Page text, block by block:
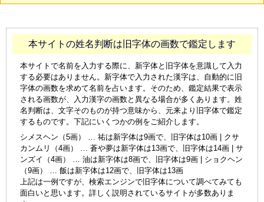
本サイトの姓名判断は旧字体の画数で鑑定します
本サイトで名前を入力する際に、新字体と旧字体を意識して入力
する必要はありません。新字体で入力された漢字は、自動的に旧
字体の画数を求めて名前を占います。そのため、鑑定結果で表示
される画数が、入力漢字の画数と異なる場合が多くあります。姓
名判断は、文字そのものが持つ意味から、元来より旧字体で鑑定
するものです。下記にいくつかの例をご紹介します。
シメスヘン（5画） … 祐は新字体は9画で、旧字体は10画 | クサ
カンムリ（4画） … 蒼や夢は新字体は13画で、旧字体は14画 | サ
ンズイ（4画） … 油は新字体は8画で、旧字体は9画 | ショクヘン
（9画） … 飯は新字体は12画で、旧字体は13画
上記は一例ですが、検索エンジンで旧字体について調べてみても
面白いと思います。詳しく説明されているサイトが多数ありま